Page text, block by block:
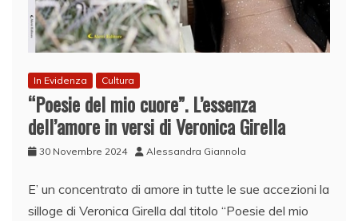
In Evidenza Cultura
“Poesie del mio cuore”. L’essenza
dell’amore in versi di Veronica Girella
30 Novembre 2024 Alessandra Giannola
E’ un concentrato di amore in tutte le sue accezioni la
silloge di Veronica Girella dal titolo “Poesie del mio